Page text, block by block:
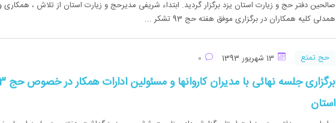
صالحین دفتر حج و زیارت استان یزد برگزار گردید. ابتداء شریفی مدیرحج و زیارت استان از تلاش ، همکاری
همدلی کلیه همکاران در برگزاری موفق هفته حج 93 تشکر ...
حج تمتع
برگزاری جلسه
استان